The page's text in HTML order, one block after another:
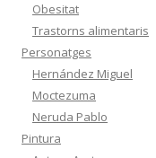
Obesitat
Trastorns alimentaris
Personatges
Hernández Miguel
Moctezuma
Neruda Pablo
Pintura